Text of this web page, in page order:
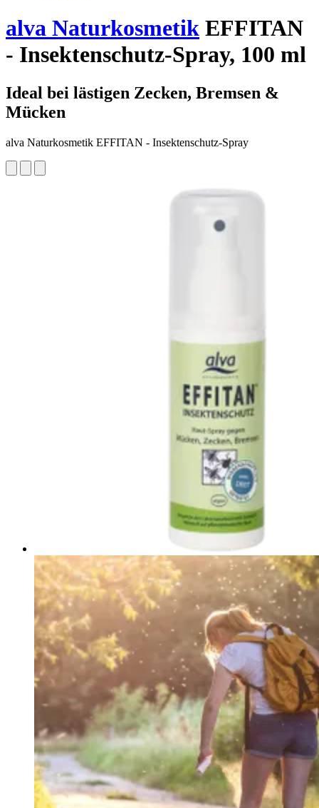
alva Naturkosmetik EFFITAN
- Insektenschutz-Spray, 100 ml
Ideal bei lästigen Zecken, Bremsen &
Mücken
alva Naturkosmetik EFFITAN - Insektenschutz-Spray